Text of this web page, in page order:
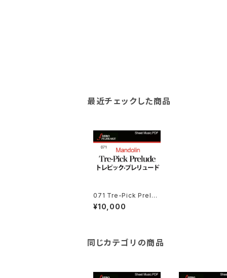
最近チェックした商品
071 Tre-Pick Prelud
e (トレピック·プレリュ
ード)
¥10,000
同じカテゴリの商品